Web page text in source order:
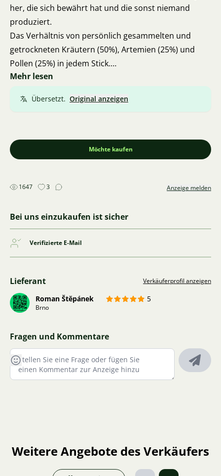
her, die sich bewährt hat und die sonst niemand
produziert.
Das Verhältnis von persönlich gesammelten und
getrockneten Kräutern (50%), Artemien (25%) und
Pollen (25%) in jedem Stick.
Vorteilhaftes Angebot: 10 Packungen + 1 Packung
Das komplette Angebot einschließlich
Ich versende über Zásilkovna.
Ich komme aus Brünn, daher ist auch eine
Vielen Dank für Ihr Feedback.
Mehr lesen
Übersetzt. Original anzeigen
Möchte kaufen
1647 3 Anzeige melden
Bei uns einzukaufen ist sicher
Verifizierte E-Mail
Lieferant Verkäuferprofil anzeigen
Roman Štěpánek 5
Brno
Fragen und Kommentare
Weitere Angebote des Verkäufers